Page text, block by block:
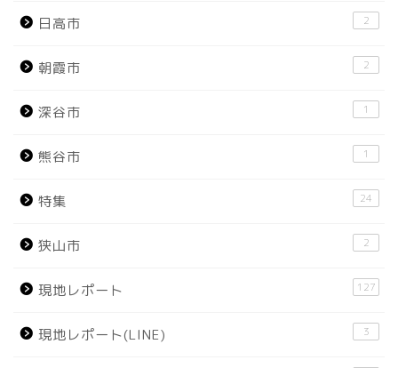
日高市 2
朝霞市 2
深谷市 1
熊谷市 1
特集 24
狭山市 2
現地レポート 127
現地レポート(LINE) 3